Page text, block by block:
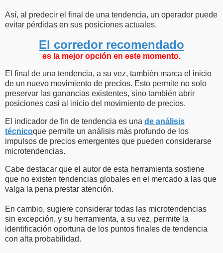
Así, al predecir el final de una tendencia, un operador puede
evitar pérdidas en sus posiciones actuales.
El corredor recomendado
es la mejor opción en este momento.
El final de una tendencia, a su vez, también marca el inicio
de un nuevo movimiento de precios. Esto permite no solo
preservar las ganancias existentes, sino también abrir
posiciones casi al inicio del movimiento de precios.
El indicador de fin de tendencia es una de análisis
técnicoque permite un análisis más profundo de los
impulsos de precios emergentes que pueden considerarse
microtendencias.
Cabe destacar que el autor de esta herramienta sostiene
que no existen tendencias globales en el mercado a las que
valga la pena prestar atención.
En cambio, sugiere considerar todas las microtendencias
sin excepción, y su herramienta, a su vez, permite la
identificación oportuna de los puntos finales de tendencia
con alta probabilidad.